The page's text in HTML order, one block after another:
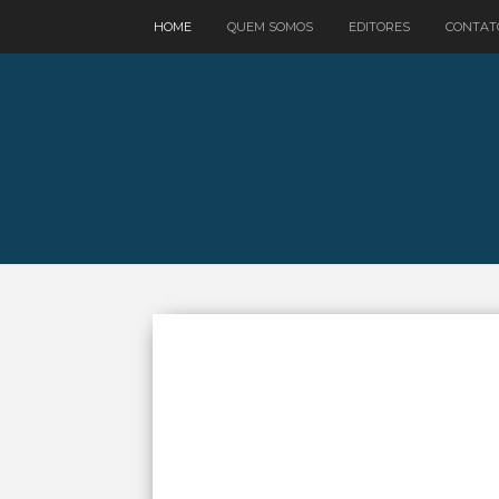
HOME QUEM SOMOS EDITORES